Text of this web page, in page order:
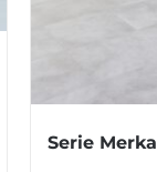
Serie Merka